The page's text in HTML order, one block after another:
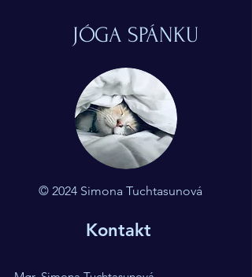
JÓGA SPÁNKU
© 2024 Simona Tuchtasunová
Kontakt